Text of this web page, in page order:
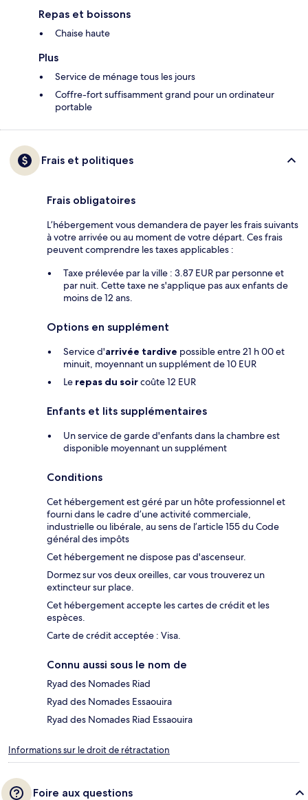
Repas et boissons
Chaise haute
Plus
Service de ménage tous les jours
Coffre-fort suffisamment grand pour un ordinateur
portable
Frais et politiques
Frais obligatoires
L’hébergement vous demandera de payer les frais suivants
à votre arrivée ou au moment de votre départ. Ces frais
peuvent comprendre les taxes applicables :
Taxe prélevée par la ville : 3.87 EUR par personne et
par nuit. Cette taxe ne s'applique pas aux enfants de
moins de 12 ans.
Options en supplément
Service d'arrivée tardive possible entre 21 h 00 et
minuit, moyennant un supplément de 10 EUR
Le repas du soircoûte 12 EUR
Enfants et lits supplémentaires
Un service de garde d'enfants dans la chambre est
disponible moyennant un supplément
Conditions
Cet hébergement est géré par un hôte professionnel et
fourni dans le cadre d’une activité commerciale,
industrielle ou libérale, au sens de l’article 155 du Code
général des impôts
Cet hébergement ne dispose pas d'ascenseur.
Dormez sur vos deux oreilles, car vous trouverez un
extincteur sur place.
Cet hébergement accepte les cartes de crédit et les
espèces.
Carte de crédit acceptée : Visa.
Connu aussi sous le nom de
Ryad des Nomades Riad
Ryad des Nomades Essaouira
Ryad des Nomades Riad Essaouira
Informations sur le droit de rétractation
Foire aux questions